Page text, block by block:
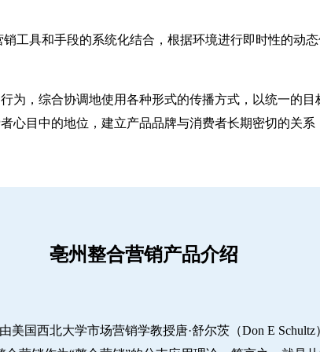
销工具和手段的系统化结合，根据环境进行即时性的动
为，综合协调地使用各种形式的传播方式，以统一的
心目中的地位，建立产品品牌与消费者长期密切的关
亳州整合营销产品介绍
美国西北大学市场营销学教授唐·舒尔茨（Don E